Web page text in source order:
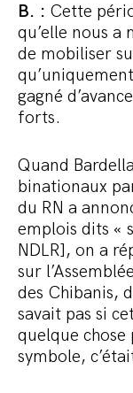
B. : Cette
qu’elle nous a
de mobiliser
gagné
forts.
Quand
binationaux
du RN a
emplois dits «
NDLR], on a
sur
des Chibanis,
savait pas si
quelque
symbole,